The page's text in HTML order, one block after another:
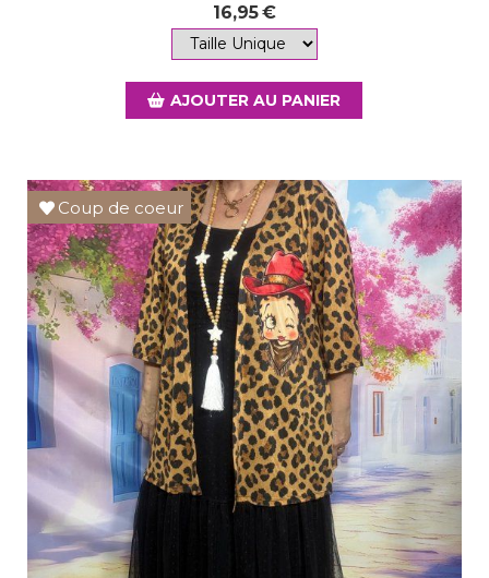
16,95€
AJOUTER AU PANIER
Coup de coeur